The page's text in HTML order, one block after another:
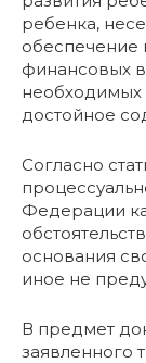
ребенка,
обеспечение
финансовых
необходимых
достойное
Согласно
Федерации
основания
иное не
В предмет
заявленного